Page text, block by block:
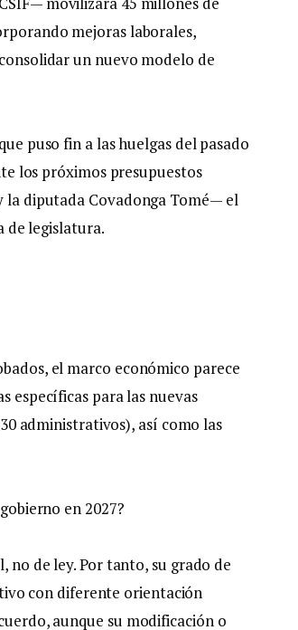
mejoras laborales,
un nuevo modelo de
puso fin a las huelgas del pasado
los próximos presupuestos
la diputada Covadonga Tomé— el
de legislatura.
el marco económico parece
específicas para las nuevas
administrativos), así como las
en 2027?
de ley. Por tanto, su grado de
con diferente orientación
aunque su modificación o